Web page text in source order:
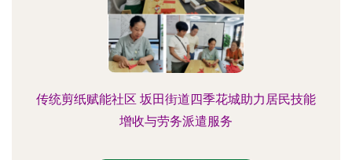
传统剪纸赋能社区 坂田街道四季花城助力居民技能
增收与劳务派遣服务